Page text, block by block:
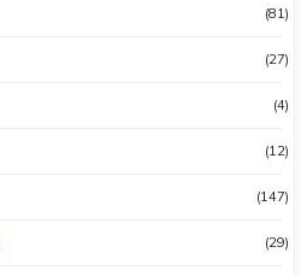
(81)
(27)
(4)
(12)
(147)
(29)